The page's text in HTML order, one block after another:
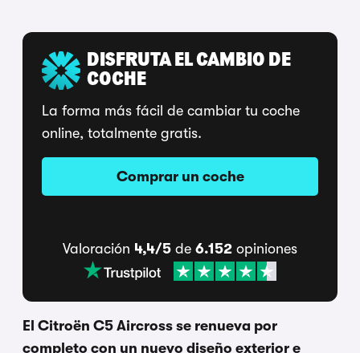
DISFRUTA EL CAMBIO DE
COCHE
La forma más fácil de cambiar tu coche
online, totalmente gratis.
Comprar un coche
Valoración 4,4/5 de 6.152 opiniones
El Citroën C5 Aircross se renueva por
completo con un nuevo diseño exterior e